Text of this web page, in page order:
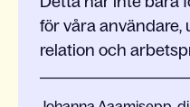
för våra användare,
relation och